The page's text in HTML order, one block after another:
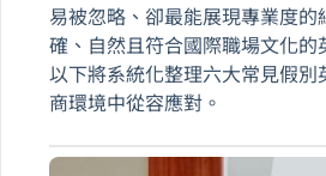
易被忽略、卻最能展現專業度
確、自然且符合國際職場文化的
以下將系統化整理六大常見假
商環境中從容應對。